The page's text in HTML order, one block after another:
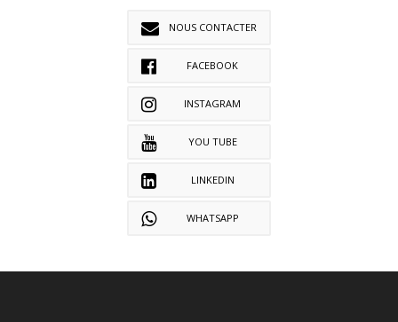
NOUS CONTACTER
FACEBOOK
INSTAGRAM
YOU TUBE
LINKEDIN
WHATSAPP